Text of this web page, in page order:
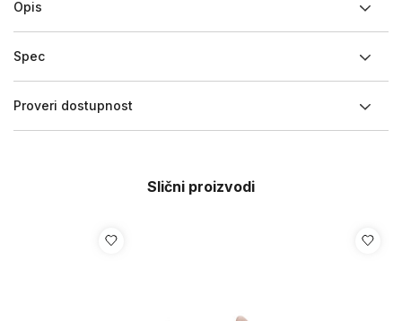
Opis
Spec
Proveri dostupnost
Slični proizvodi